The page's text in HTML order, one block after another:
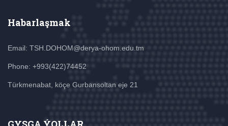
Habarlaşmak
Email: TSH.DOHOM@derya-ohom.edu.tm
Phone: +993(422)74452
Türkmenabat, köçe Gurbansoltan eje 21